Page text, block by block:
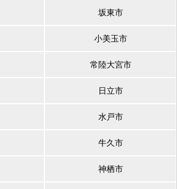
坂東市
小美玉市
常陸大宮市
日立市
水戸市
牛久市
神栖市